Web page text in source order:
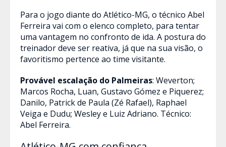
Para o jogo diante do Atlético-MG, o técnico Abel
Ferreira vai com o elenco completo, para tentar
uma vantagem no confronto de ida. A postura do
treinador deve ser reativa, já que na sua visão, o
favoritismo pertence ao time visitante.
Provável escalação do Palmeiras: Weverton;
Marcos Rocha, Luan, Gustavo Gómez e Piquerez;
Danilo, Patrick de Paula (Zé Rafael), Raphael
Veiga e Dudu; Wesley e Luiz Adriano. Técnico:
Abel Ferreira.